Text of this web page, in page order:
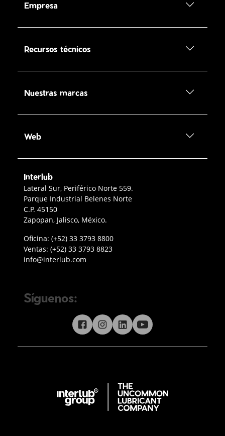
Empresa
Recursos técnicos
Nuestras marcas
Web
Interlub
Contacto Interlub
Lateral Sur, Periférico Norte 559.
Parque Industrial Belenes Norte
C.P. 45150
Zapopan, Jalisco, México.
Oficina: Teléfono oficina Guadalajara
(+52) 33 3793 8800
Ventas: Teléfono ventas
(+52) 33 3793 8823
Enviar correo a Interlub
info@interlub.com
Síguenos:
Síguenos en redes sociales